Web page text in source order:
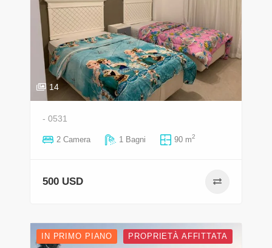
14
- 0531
2 Camera 1 Bagni 90 m2
500 USD
IN PRIMO PIANO PROPRIETÀ AFFITTATA